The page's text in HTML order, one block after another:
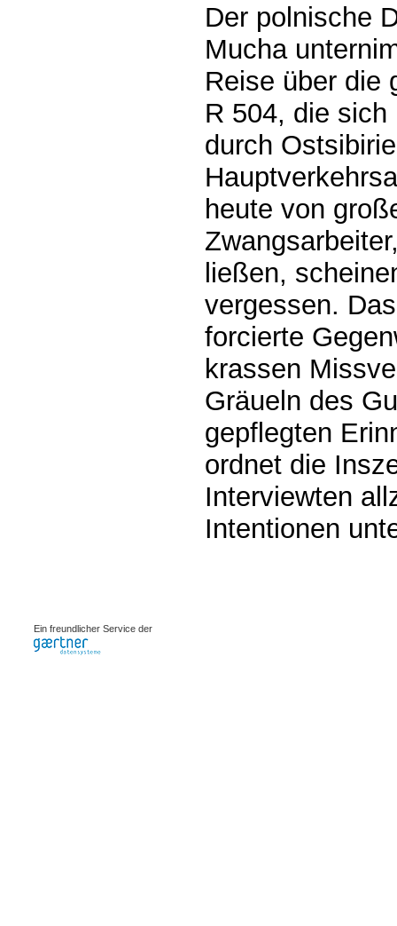
Der polnische
Mucha
Reise über die
R 504, die
durch
heute von
ließen,
vergessen.
forcierte
krassen
Gräueln des
gepflegten
ordnet die
Interviewten
Intentionen
Ein freundlicher Service der